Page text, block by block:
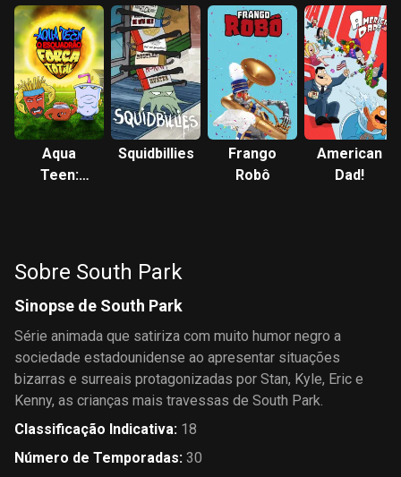
Aqua
Teen:
Squidbillies
Frango
Robô
American
Dad!
Sobre South Park
Sinopse de South Park
Série animada que satiriza com muito humor negro a
sociedade estadounidense ao apresentar situações
bizarras e surreais protagonizadas por Stan, Kyle, Eric e
Kenny, as crianças mais travessas de South Park.
Classificação Indicativa: 18
Número de Temporadas: 30